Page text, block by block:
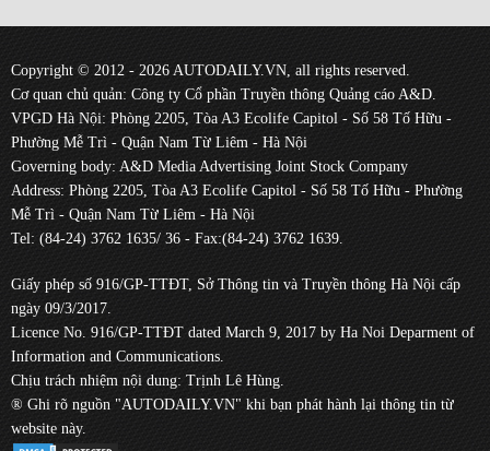
Copyright © 2012 - 2026 AUTODAILY.VN, all rights reserved.
Cơ quan chủ quản: Công ty Cổ phần Truyền thông Quảng cáo A&D.
VPGD Hà Nội: Phòng 2205, Tòa A3 Ecolife Capitol - Số 58 Tố Hữu -
Phường Mễ Trì - Quận Nam Từ Liêm - Hà Nội
Governing body: A&D Media Advertising Joint Stock Company
Address: Phòng 2205, Tòa A3 Ecolife Capitol - Số 58 Tố Hữu - Phường
Mễ Trì - Quận Nam Từ Liêm - Hà Nội
Tel: (84-24) 3762 1635/ 36 - Fax:(84-24) 3762 1639.
Giấy phép số 916/GP-TTĐT, Sở Thông tin và Truyền thông Hà Nội cấp
ngày 09/3/2017.
Licence No. 916/GP-TTĐT dated March 9, 2017 by Ha Noi Deparment of
Information and Communications.
Chịu trách nhiệm nội dung: Trịnh Lê Hùng.
® Ghi rõ nguồn "AUTODAILY.VN" khi bạn phát hành lại thông tin từ
website này.